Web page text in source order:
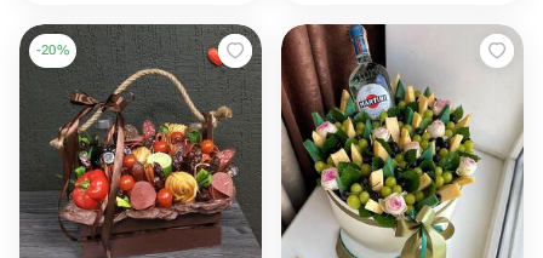
-20%